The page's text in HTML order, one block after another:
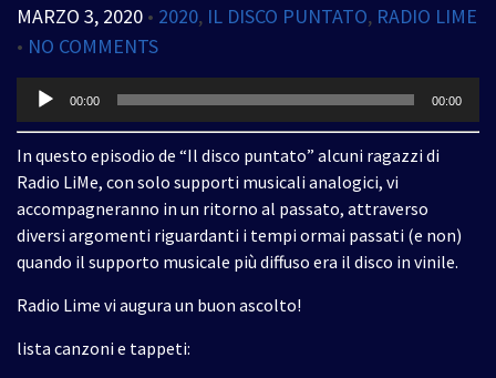
MARZO 3, 2020 • 2020, IL DISCO PUNTATO, RADIO LIME
• NO COMMENTS
Audio
00:00 00:00
In questo episodio de “Il disco puntato” alcuni ragazzi di
Radio LiMe, con solo supporti musicali analogici, vi
accompagneranno in un ritorno al passato, attraverso
diversi argomenti riguardanti i tempi ormai passati (e non)
quando il supporto musicale più diffuso era il disco in vinile.
Radio Lime vi augura un buon ascolto!
lista canzoni e tappeti: